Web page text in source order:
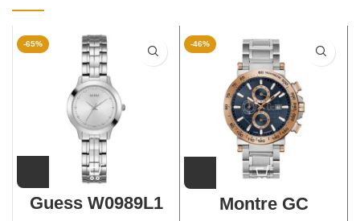
-65%
Guess W0989L1
-46%
Montre GC